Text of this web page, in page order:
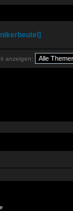
anzeigen: